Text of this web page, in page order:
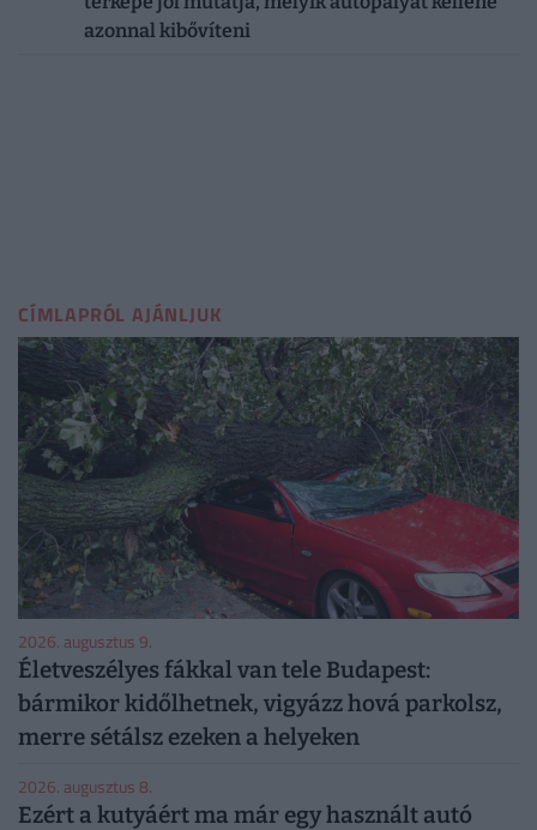
azonnal kibővíteni
CÍMLAPRÓL AJÁNLJUK
2026. augusztus 9.
Életveszélyes fákkal van tele Budapest:
bármikor kidőlhetnek, vigyázz hová parkolsz,
merre sétálsz ezeken a helyeken
2026. augusztus 8.
Ezért a kutyáért ma már egy használt autó